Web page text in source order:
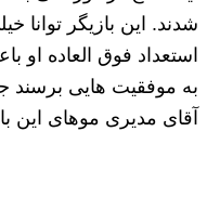
شدند. این بازیگر توانا
استعداد فوق العاده
به موفقیت هایی برسند
آقای مدیری موهای این